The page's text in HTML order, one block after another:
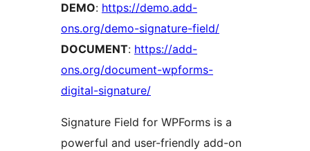
DEMO: https://demo.add-
ons.org/demo-signature-field/
DOCUMENT: https://add-
ons.org/document-wpforms-
digital-signature/
Signature Field for WPForms is a
powerful and user-friendly add-on